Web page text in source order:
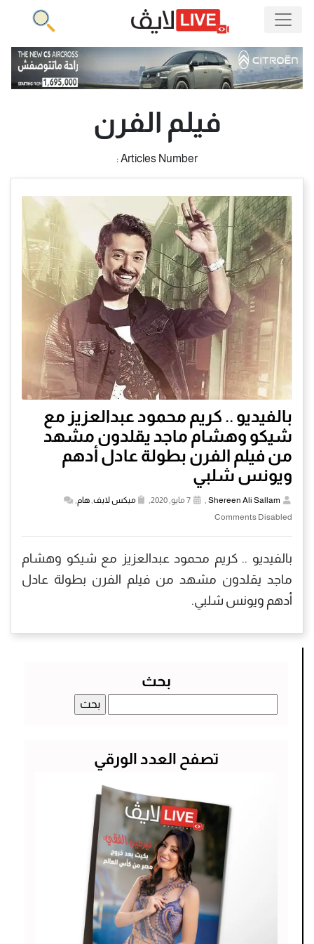
فيلم الفرن
Articles Number :
بالفيديو .. كريم محمود عبدالعزيز مع
شيكو وهشام ماجد يقلدون مشهد
من فيلم الفرن بطولة عادل أدهم
ويونس شلبي
Shereen Ali Sallam
, ميكس لايف,هام,
Comments Disabled
بالفيديو .. كريم محمود عبدالعزيز مع شيكو وهشام
ماجد يقلدون مشهد من فيلم الفرن بطولة عادل
أدهم ويونس شلبي.
بحث
عن:
تصفح العدد الورقي